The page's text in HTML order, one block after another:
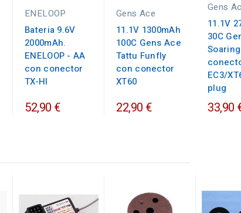
ENELOOP
Bateria 9.6V
2000mAh.
ENELOOP - AA
con conector
TX-HI
52,90 €
Gens Ace
11.1V 1300mAh
100C Gens Ace
Tattu Funfly
con conector
XT60
22,90 €
Gens
11.1V
30C
EC3/
plug
33,90